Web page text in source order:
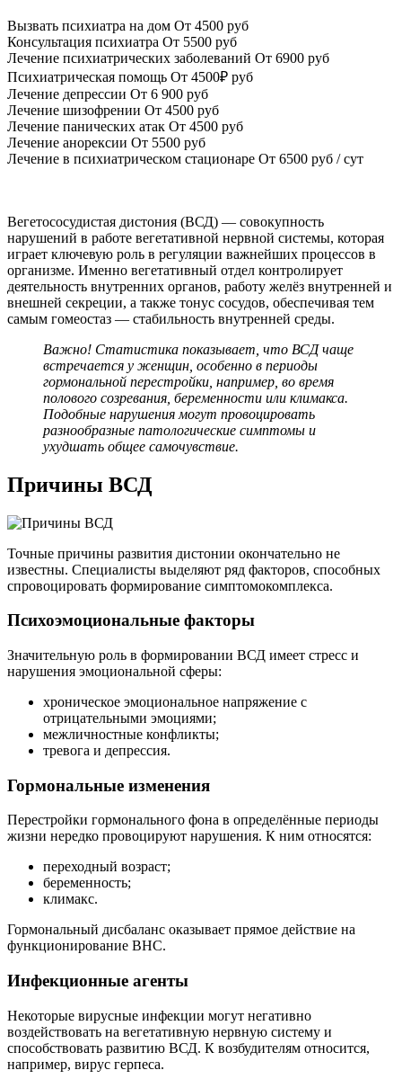
Вызвать психиатра на дом От 4500 руб
Консультация психиатра От 5500 руб
Лечение психиатрических заболеваний От 6900 руб
Психиатрическая помощь От 4500₽ руб
Лечение депрессии От 6 900 руб
Лечение шизофрении От 4500 руб
Лечение панических атак От 4500 руб
Лечение анорексии От 5500 руб
Лечение в психиатрическом стационаре От 6500 руб / сут
Вегетососудистая дистония (ВСД) — совокупность
нарушений в работе вегетативной нервной системы, которая
играет ключевую роль в регуляции важнейших процессов в
организме. Именно вегетативный отдел контролирует
деятельность внутренних органов, работу желёз внутренней и
внешней секреции, а также тонус сосудов, обеспечивая тем
самым гомеостаз — стабильность внутренней среды.
Важно! Статистика показывает, что ВСД чаще
встречается у женщин, особенно в периоды
гормональной перестройки, например, во время
полового созревания, беременности или климакса.
Подобные нарушения могут провоцировать
разнообразные патологические симптомы и
ухудшать общее самочувствие.
Причины ВСД
Точные причины развития дистонии окончательно не
известны. Специалисты выделяют ряд факторов, способных
спровоцировать формирование симптомокомплекса.
Психоэмоциональные факторы
Значительную роль в формировании ВСД имеет стресс и
нарушения эмоциональной сферы:
хроническое эмоциональное напряжение с
отрицательными эмоциями;
межличностные конфликты;
тревога и депрессия.
Гормональные изменения
Перестройки гормонального фона в определённые периоды
жизни нередко провоцируют нарушения. К ним относятся:
переходный возраст;
беременность;
климакс.
Гормональный дисбаланс оказывает прямое действие на
функционирование ВНС.
Инфекционные агенты
Некоторые вирусные инфекции могут негативно
воздействовать на вегетативную нервную систему и
способствовать развитию ВСД. К возбудителям относится,
например, вирус герпеса.